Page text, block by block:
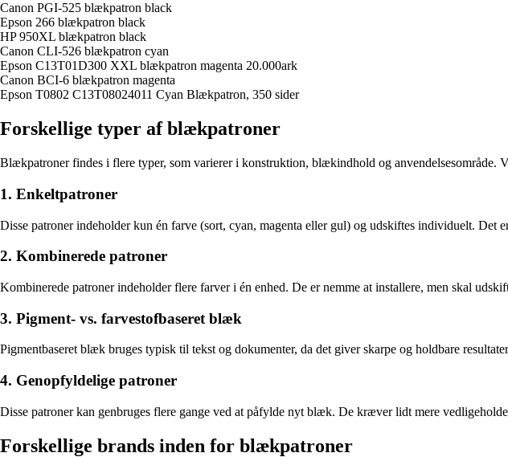
Canon PGI-525 blækpatron black
Epson 266 blækpatron black
HP 950XL blækpatron black
Canon CLI-526 blækpatron cyan
Epson C13T01D300 XXL blækpatron magenta 20.000ark
Canon BCI-6 blækpatron magenta
Epson T0802 C13T08024011 Cyan Blækpatron, 350 sider
Forskellige typer af blækpatroner
Blækpatroner findes i flere typer, som varierer i konstruktion, blækindhold og anvendelsesområde.
1. Enkeltpatroner
Disse patroner indeholder kun én farve (sort, cyan, magenta eller gul) og udskiftes individuelt. Det
2. Kombinerede patroner
Kombinerede patroner indeholder flere farver i én enhed. De er nemme at installere, men skal
3. Pigment- vs. farvestofbaseret blæk
Pigmentbaseret blæk bruges typisk til tekst og dokumenter, da det giver skarpe og holdbare
4. Genopfyldelige patroner
Disse patroner kan genbruges flere gange ved at påfylde nyt blæk. De kræver lidt mere
Forskellige brands inden for blækpatroner